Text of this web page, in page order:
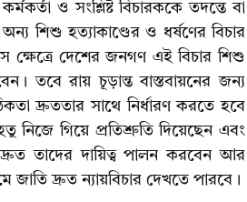
ও সংশ্লিষ্ট বিচারককে তদন্তে বা
শিশু হত্যাকাণ্ডের ও ধর্ষণের বিচার
ক্ষেত্রে দেশের জনগণ এই বিচার শিশু
তবে রায় চূড়ান্ত বাস্তবায়নের জন্য
দ্রুততার সাথে নির্ধারণ করতে হবে
নিজে গিয়ে প্রতিশ্রুতি দিয়েছেন এবং
দ্রুত তাদের দায়িত্ব পালন করবেন আর
জাতি দ্রুত ন্যায়বিচার দেখতে পারবে।